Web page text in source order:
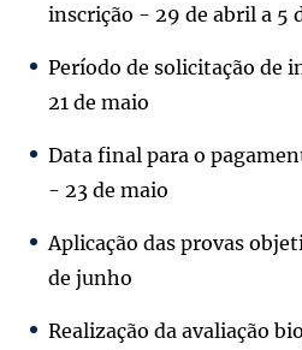
inscrição - 29 de abril a 5
Período de solicitação de
21 de maio
Data final para o
- 23 de maio
Aplicação das provas
de junho
Realização da avaliação